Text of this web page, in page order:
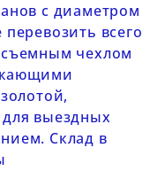
с диаметром
всего
чехлом
выездных
Склад в